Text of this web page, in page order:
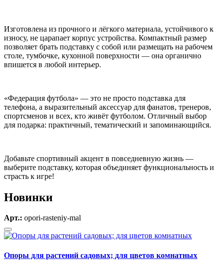
Изготовлена из прочного и лёгкого материала, устойчивого к
износу, не царапает корпус устройства. Компактный размер
позволяет брать подставку с собой или размещать на рабочем
столе, тумбочке, кухонной поверхности — она органично
впишется в любой интерьер.
«Федерация футбола» — это не просто подставка для
телефона, а выразительный аксессуар для фанатов, тренеров,
спортсменов и всех, кто живёт футболом. Отличный выбор
для подарка: практичный, тематический и запоминающийся.
Добавьте спортивный акцент в повседневную жизнь —
выберите подставку, которая объединяет функциональность и
страсть к игре!
Новинки
Арт.: opori-rasteniy-mal
Опоры для растений садовых; для цветов комнатных